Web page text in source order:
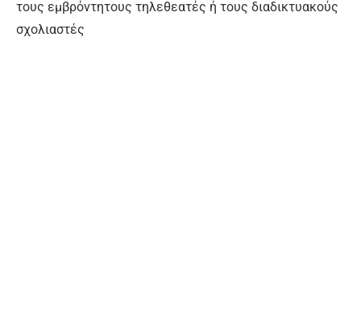
τους εμβρόντητους τηλεθεατές ή τους διαδικτυακούς
σχολιαστές